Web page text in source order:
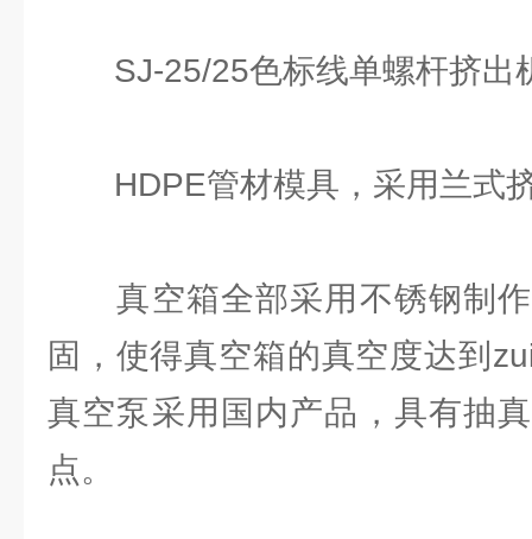
SJ-25/25色标线单螺杆挤出
HDPE管材模具，采用兰式
真空箱全部采用不锈钢制作
固，使得真空箱的真空度达到
真空泵采用国内产品，具有抽
点。